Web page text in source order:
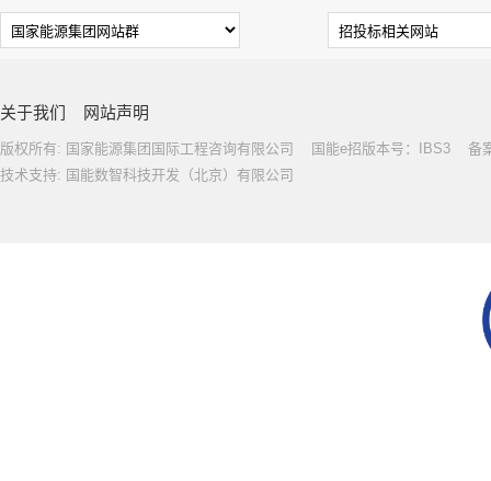
关于我们 网站声明
版权所有: 国家能源集团国际工程咨询有限公司 国能e招版本号：IBS3 备
技术支持: 国能数智科技开发（北京）有限公司